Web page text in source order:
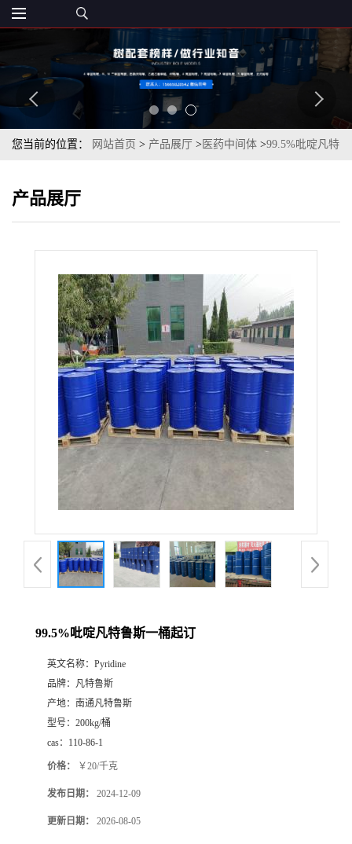
您当前的位置： 网站首页 > 产品展厅 > 医药中间体 >99.5%吡啶凡特
产品展厅
99.5%吡啶凡特鲁斯一桶起订
英文名称： Pyridine
品牌： 凡特鲁斯
产地： 南通凡特鲁斯
型号： 200kg/桶
cas： 110-86-1
价格： ￥20/千克
发布日期： 2024-12-09
更新日期： 2026-08-05